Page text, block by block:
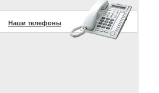
Наши телефоны